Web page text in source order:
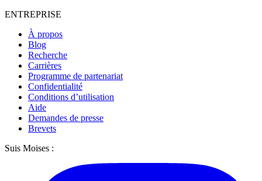
ENTREPRISE
À propos
Blog
Recherche
Carrières
Programme de partenariat
Confidentialité
Conditions d’utilisation
Aide
Demandes de presse
Brevets
Suis Moises :